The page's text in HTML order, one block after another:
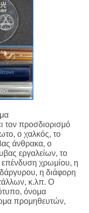
τον προσδιορισμό
ο χαλκός, το
άνθρακα, ο
εργαλείων, το
επένδυση χρωμίου, η
η διάφορη
κ.λπ. Ο
όνομα
προμηθευτών,